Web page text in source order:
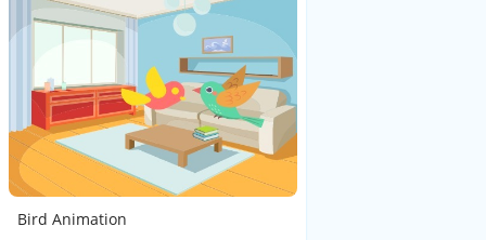
Bird Animation